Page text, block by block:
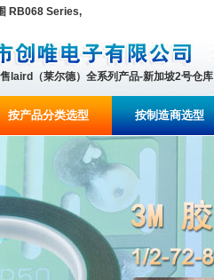
RB068 Series,
laird（莱尔德）全系列产品-新加坡2号仓库
按产品分类选型 按制造商选型